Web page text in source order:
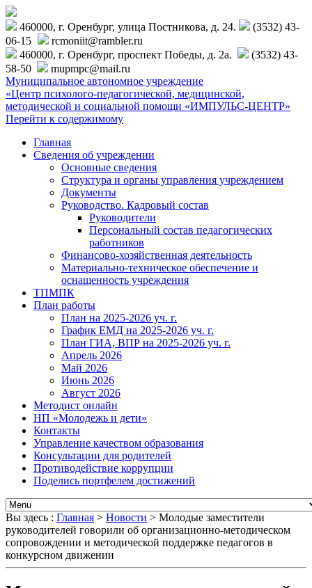
460000, г. Оренбург, улица Постникова, д. 24.
(3532) 43-
06-15
rcmoniit@rambler.ru
460000, г. Оренбург, проспект Победы, д. 2а.
(3532) 43-
58-50
mupmpc@mail.ru
Муниципальное автономное учреждение
«Центр психолого-педагогической, медицинской,
методической и социальной помощи «ИМПУЛЬС-ЦЕНТР»
Перейти к содержимому
Главная
Сведения об учреждении
Основные сведения
Структура и органы управления учреждением
Документы
Руководство. Кадровый состав
Руководители
Персональный состав педагогических
работников
Финансово-хозяйственная деятельность
Материально-техническое обеспечение и
оснащенность учреждения
ТПМПК
План работы
План на 2025-2026 уч. г.
График ЕМД на 2025-2026 уч. г.
План ГИА, ВПР на 2025-2026 уч. г.
Апрель 2026
Май 2026
Июнь 2026
Август 2026
Методист онлайн
НП «Молодежь и дети»
Контакты
Управление качеством образования
Консультации для родителей
Противодействие коррупции
Поделись портфелем достижений
Вы здесь : Главная > Новости > Молодые заместители
руководителей говорили об организационно-методическом
сопровождении и методической поддержке педагогов в
конкурсном движении